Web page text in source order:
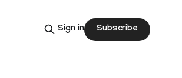
Sign in Subscribe